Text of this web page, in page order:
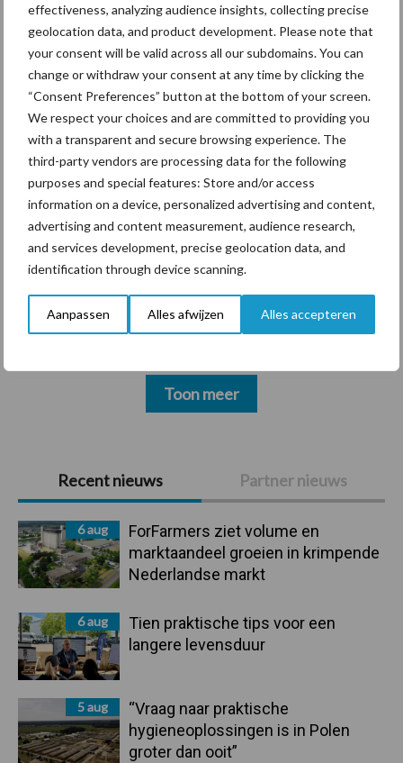
effectiveness, analyzing audience insights, collecting precise
geolocation data, and product development. Please note that
your consent will be valid across all our subdomains. You can
change or withdraw your consent at any time by clicking the
“Consent Preferences” button at the bottom of your screen.
We respect your choices and are committed to providing you
with a transparent and secure browsing experience. The
third-party vendors are processing data for the following
purposes and special features: Store and/or access
information on a device, personalized advertising and content,
advertising and content measurement, audience research,
and services development, precise geolocation data, and
identification through device scanning.
Aanpassen Alles afwijzen Alles accepteren
Primaire
Sidebar
Recent nieuws Partner nieuws
6 aug
ForFarmers ziet volume en
marktaandeel groeien in krimpende
Nederlandse markt
6 aug
Tien praktische tips voor een
langere levensduur
5 aug
“Vraag naar praktische
hygieneoplossingen is in Polen
groter dan ooit”
Polen groter dan ooit”
Themapagina's
Diergezondheid Bemesting Fokkerij
Beregening Bijproducten
Toon meer